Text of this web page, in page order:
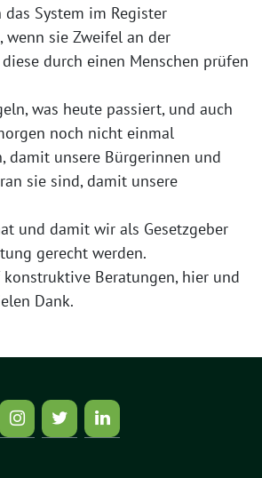
System im Register
wenn sie Zweifel an der
durch einen Menschen prüfen
was heute passiert, und auch
noch nicht einmal
damit unsere Bürgerinnen und
sie sind, damit unsere
und damit wir als Gesetzgeber
gerecht werden.
Beratungen, hier und
Dank.